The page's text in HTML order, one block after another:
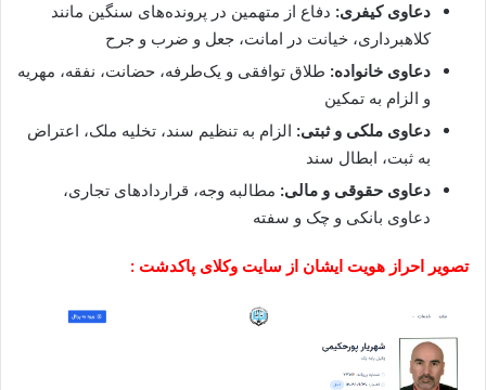
دعاوی کیفری: دفاع از متهمین در پرونده‌های سنگین مانند
کلاهبرداری، خیانت در امانت، جعل و ضرب و جرح
دعاوی خانواده: طلاق توافقی و یک‌طرفه، حضانت، نفقه، مهریه
و الزام به تمکین
دعاوی ملکی و ثبتی: الزام به تنظیم سند، تخلیه ملک، اعتراض
به ثبت، ابطال سند
دعاوی حقوقی و مالی: مطالبه وجه، قراردادهای تجاری،
دعاوی بانکی و چک و سفته
تصویر احراز هویت ایشان از سایت وکلای پاکدشت :